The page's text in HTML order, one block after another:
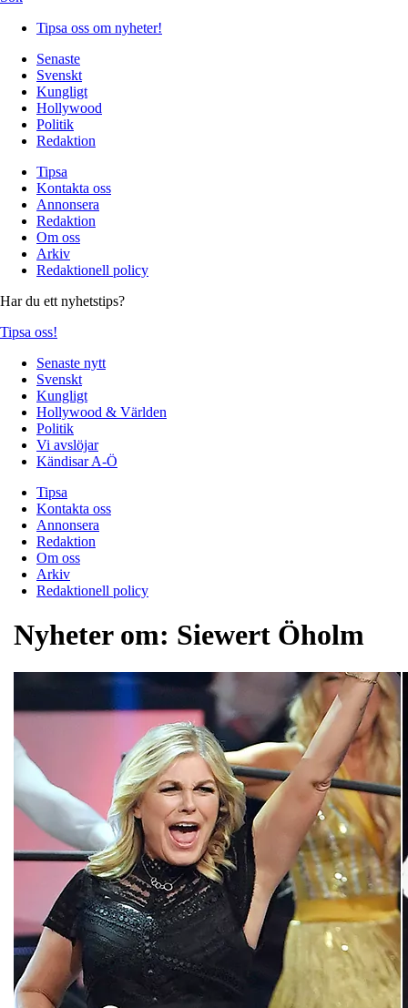
Tipsa oss om nyheter!
Senaste
Svenskt
Kungligt
Hollywood
Politik
Redaktion
Tipsa
Kontakta oss
Annonsera
Redaktion
Om oss
Arkiv
Redaktionell policy
Har du ett nyhetstips?
Tipsa oss!
Senaste nytt
Svenskt
Kungligt
Hollywood & Världen
Politik
Vi avslöjar
Kändisar A-Ö
Tipsa
Kontakta oss
Annonsera
Redaktion
Om oss
Arkiv
Redaktionell policy
Nyheter om: Siewert Öholm